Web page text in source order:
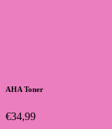
AHA Toner
€34,99